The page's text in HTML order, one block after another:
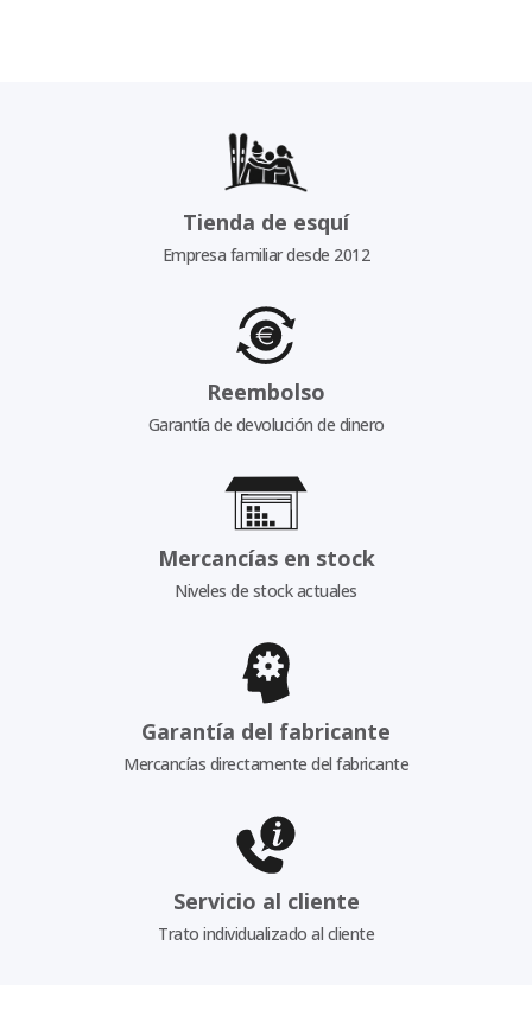
Tienda de esquí
Empresa familiar desde 2012
Reembolso
Garantía de devolución de dinero
Mercancías en stock
Niveles de stock actuales
Garantía del fabricante
Mercancías directamente del fabricante
Servicio al cliente
Trato individualizado al cliente